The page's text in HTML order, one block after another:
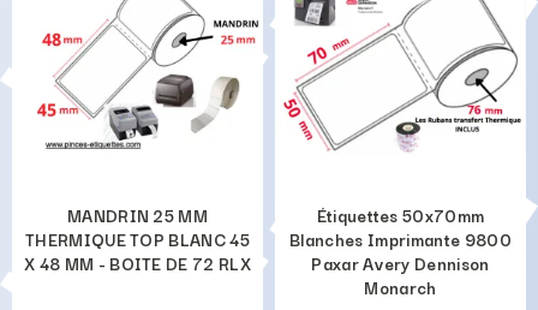
MANDRIN 25 MM
THERMIQUE TOP BLANC 45
X 48 MM - BOITE DE 72 RLX
Étiquettes 50x70mm
Blanches Imprimante 9800
Paxar Avery Dennison
Monarch